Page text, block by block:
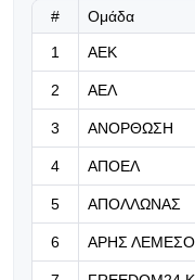
της
Δεν
# Ομάδα
1 ΑΕΚ
2 ΑΕΛ
3 ΑΝΟΡΘΩΣΗ
4 ΑΠΟΕΛ
5 ΑΠΟΛΛΩΝΑΣ
6 ΑΡΗΣ